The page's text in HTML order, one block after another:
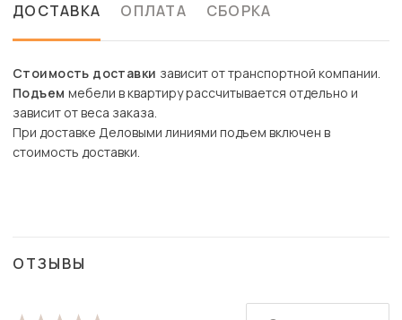
ДОСТАВКА ОПЛАТА СБОРКА
Стоимость доставки зависит от транспортной компании.
Подъем мебели в квартиру рассчитывается отдельно и
зависит от веса заказа.
При доставке Деловыми линиями подъем включен в
стоимость доставки.
ОТЗЫВЫ